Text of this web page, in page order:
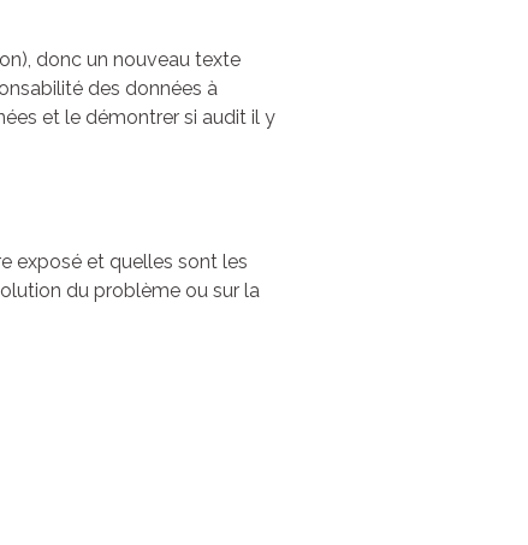
donc un nouveau texte
des données à
et le démontrer si audit il y
exposé et quelles sont les
du problème ou sur la